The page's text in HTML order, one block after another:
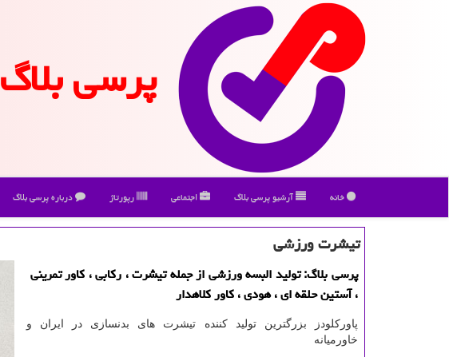
پرسی بلاگ
خانه آرشیو پرسی بلاگ اجتماعی رپورتاژ درباره پرسی بلاگ
تیشرت ورزشی
پرسی بلاگ: تولید البسه ورزشی از جمله تیشرت ، ركابی ، كاور تمرینی
، آستین حلقه ای ، هودی ، كاور كلاهدار
پاورکلودز بزرگترین تولید کننده تیشرت های بدنسازی در ایران و
خاورمیانه